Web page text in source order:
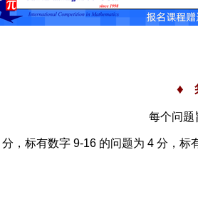
♦
每个问题
，标有数字 9-16 的问题为 4 分，